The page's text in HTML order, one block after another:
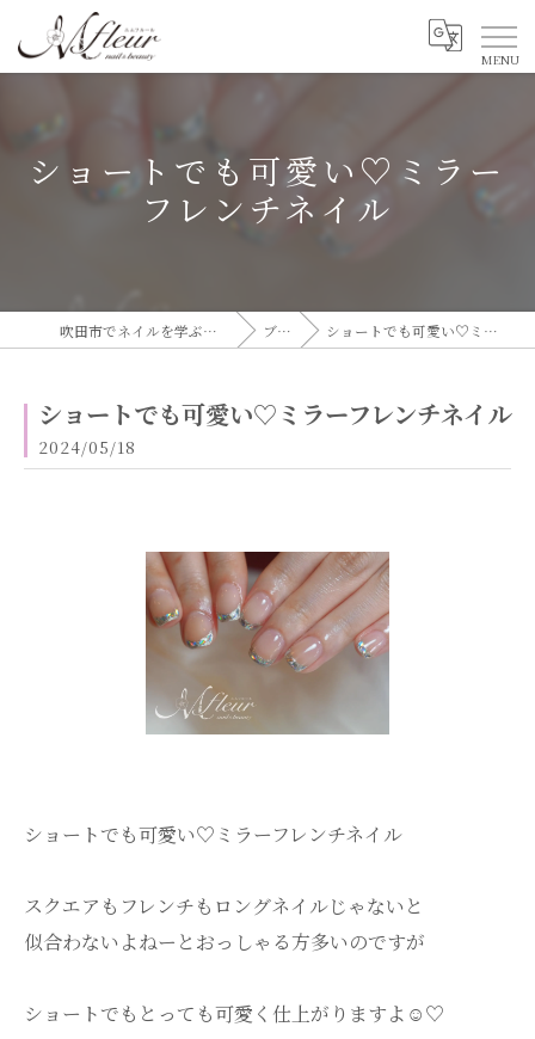
ショートでも可愛い♡ミラー
フレンチネイル
吹田市でネイルを学ぶならエムフルール ブログ ショートでも可愛い♡ミラーフレンチネイル
ショートでも可愛い♡ミラーフレンチネイル
2024/05/18
ショートでも可愛い♡ミラーフレンチネイル
スクエアもフレンチもロングネイルじゃないと
似合わないよねーとおっしゃる方多いのですが
ショートでもとっても可愛く仕上がりますよ☺️♡